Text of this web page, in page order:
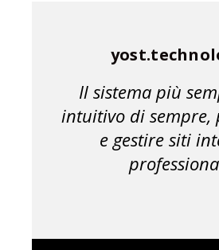
Il sistema più
intuitivo di sempre,
e gestire siti